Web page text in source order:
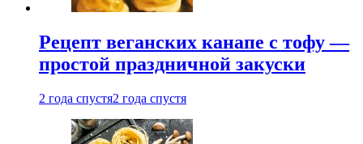
Рецепт веганских канапе с тофу —
простой праздничной закуски
2 года спустя2 года спустя